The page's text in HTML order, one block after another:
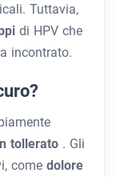
Tuttavia,
di HPV che
incontrato.
tollerato . Gli
come dolore